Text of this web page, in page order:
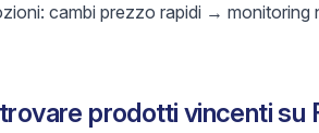
cambi prezzo rapidi → monitoring
prodotti vincenti su